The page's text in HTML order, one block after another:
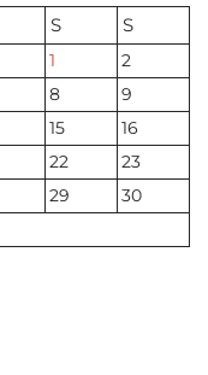
S S
1
2
8
9
15
16
22
23
29
30